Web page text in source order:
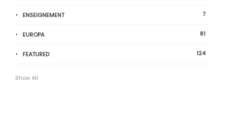
ENSEIGNEMENT 7
EUROPA 81
FEATURED 124
Show All